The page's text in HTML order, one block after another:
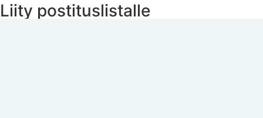
Liity postituslistalle